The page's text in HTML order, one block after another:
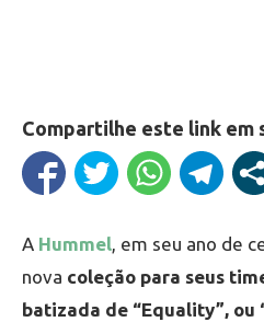
Compartilhe este link em
A Hummel, em seu ano de
nova coleção para seus
batizada de “Equality”, ou